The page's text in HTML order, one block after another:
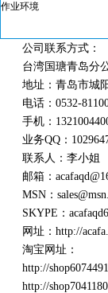
作业环境
公司联系方式：
台湾国瑭青岛分
地址：青岛市城
电话：0532-
手机：
业务QQ：
联系人：李小姐
邮箱：
MSN：
SKYPE：
网址：http://
淘宝网址：
http://
http://